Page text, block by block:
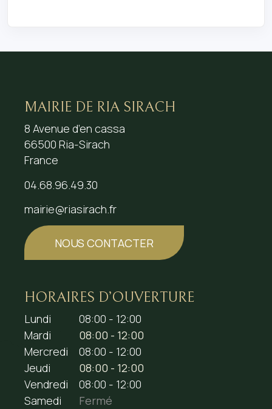
MAIRIE DE RIA SIRACH
8 Avenue d’en cassa
66500 Ria-Sirach
France
04.68.96.49.30
mairie@riasirach.fr
NOUS CONTACTER
HORAIRES D’OUVERTURE
Lundi
08:00 - 12:00
Mardi
08:00 - 12:00
Mercredi
08:00 - 12:00
Jeudi
08:00 - 12:00
Vendredi
08:00 - 12:00
Samedi
Fermé